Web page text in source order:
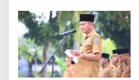
Cuaca Ekstrem